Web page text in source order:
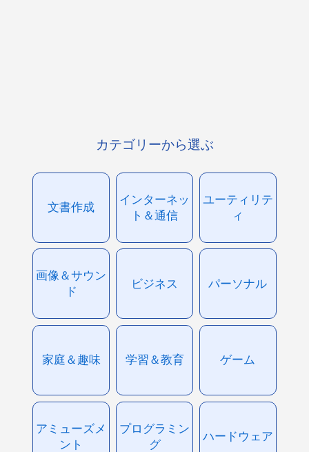
カテゴリーから選ぶ
文書作成
インターネッ
ト＆通信
ユーティリテ
ィ
画像＆サウン
ド
ビジネス パーソナル
家庭＆趣味 学習＆教育 ゲーム
アミューズメ
ント
プログラミン
グ
ハードウェア